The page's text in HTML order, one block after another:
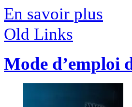
En savoir plus
Old Links
Mode d’emploi